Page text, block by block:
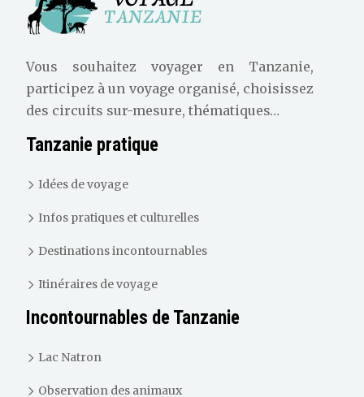
Vous souhaitez voyager en Tanzanie,
participez à un voyage organisé, choisissez
des circuits sur-mesure, thématiques…
Tanzanie pratique
Idées de voyage
Infos pratiques et culturelles
Destinations incontournables
Itinéraires de voyage
Incontournables de Tanzanie
Lac Natron
Observation des animaux